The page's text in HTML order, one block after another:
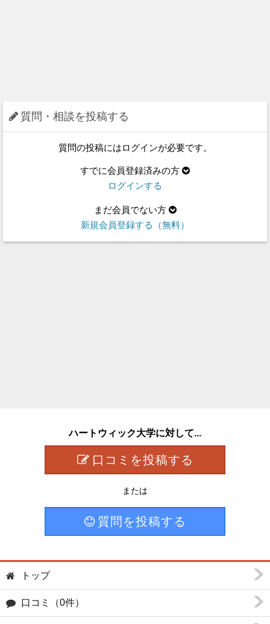
質問・相談を投稿する
質問の投稿にはログインが必要です。
すでに会員登録済みの方
ログインする
まだ会員でない方
新規会員登録する（無料）
ハートウィック大学に対して...
口コミを投稿する
または
質問を投稿する
トップ
口コミ（0件）